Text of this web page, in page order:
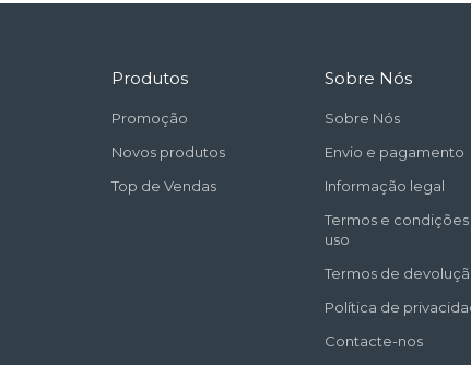
Produtos
Promoção
Novos produtos
Top de Vendas
Sobre Nós
Sobre Nós
Envio e pagamento
Informação legal
Termos e
uso
Termos de
Política de
Contacte-nos